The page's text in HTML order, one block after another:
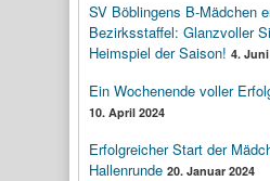
SV Böblingens B-Mädchen
Bezirksstaffel: Glanzvoller
Heimspiel der Saison! 4.
Ein Wochenende voller
10. April 2024
Erfolgreicher Start der
Hallenrunde 20. Januar 2024